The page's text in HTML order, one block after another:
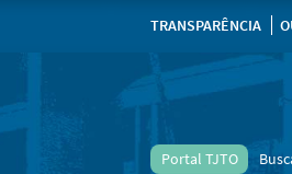
paraTRANSPARÊNCIA
Portal TJTO